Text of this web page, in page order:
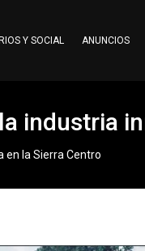
Y SOCIAL ANUNCIOS
industria
en la Sierra Centro